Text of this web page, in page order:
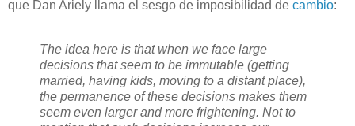
que Dan Ariely llama el sesgo de imposibilidad de cambio:
The idea here is that when we face large
decisions that seem to be immutable (getting
married, having kids, moving to a distant place),
the permanence of these decisions makes them
seem even larger and more frightening. Not to